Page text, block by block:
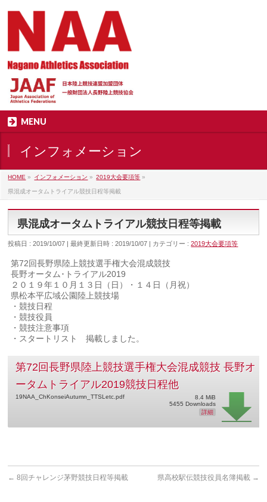
MENU
インフォメーション
HOME » インフォメーション » 2019大会要項等 »
県混成オータムトライアル競技日程等掲載
県混成オータムトライアル競技日程等掲載
投稿日 : 2019/10/07 最終更新日時 : 2019/10/07 カテゴリー :2019大会要項等
第72回長野県陸上競技選手権大会混成競技
長野オータム･トライアル2019
２０１９年１０月１３日（日）・１４日（月祝）
県松本平広域公園陸上競技場
・競技日程
・競技役員
・競技注意事項
・スタートリスト 掲載しました。
第72回長野県陸上競技選手権大会混成競技 長野オ
ータムトライアル2019競技日程他
19NAA_ChKonseiAutumn_TTSLetc.pdf
8.4 MiB
5455 Downloads
詳細
← 8回チャレンジ茅野競技日程等掲載 県高校駅伝競技役員名簿掲載 →